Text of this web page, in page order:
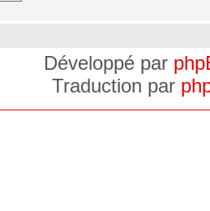
Développé par
Traduction par